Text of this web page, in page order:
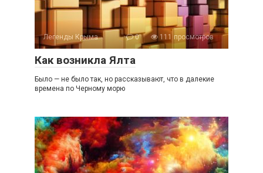
Легенды Крыма 0 111 просмотров
Как возникла Ялта
Было — не было так, но рассказывают, что в далекие
времена по Черному морю